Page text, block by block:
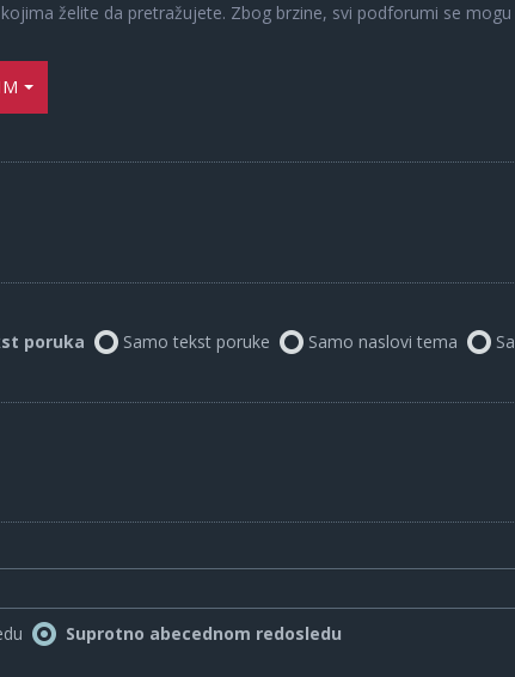
želite da pretražujete. Zbog brzine, svi podforumi se
poruka Samo tekst poruke Samo naslovi tema
Suprotno abecednom redosledu